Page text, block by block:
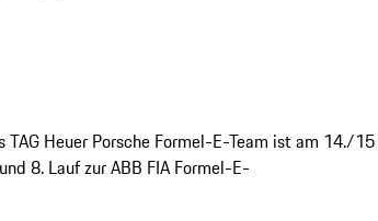
Heuer Porsche Formel-E-Team ist am 14./15
8. Lauf zur ABB FIA Formel-E-